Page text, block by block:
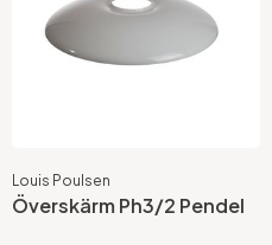
Louis Poulsen
Överskärm Ph3/2 Pendel